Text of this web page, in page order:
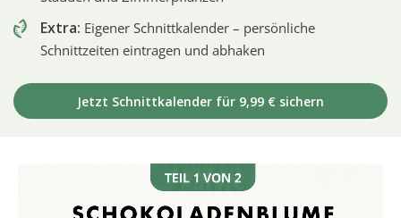
Extra: Eigener Schnittkalender – persönliche
Schnittzeiten eintragen und abhaken
Jetzt Schnittkalender für 9,99 € sichern